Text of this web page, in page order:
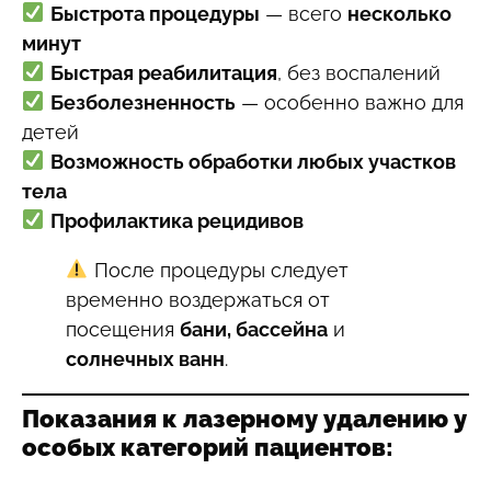
Быстрота процедуры — всего несколько
минут
Быстрая реабилитация, без воспалений
Безболезненность— особенно важно для
детей
Возможность обработки любых участков
тела
Профилактика рецидивов
После процедуры следует
временно воздержаться от
посещения бани, бассейна и
солнечных ванн.
Показания к лазерному удалению у
особых категорий пациентов: